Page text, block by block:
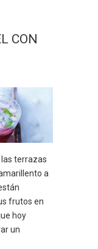
CON
las terrazas
a
frutos en
hoy
un